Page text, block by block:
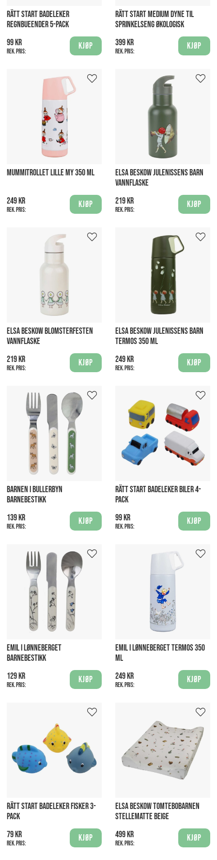
RÄTT START BADELEKER
REGNBUEENDER 5-PACK
99 kr
Rek. pris:
Kjøp
RÄTT START MEDIUM DYNE TIL
SPRINKELSENG ØKOLOGISK
399 kr
Rek. pris:
Kjøp
MUMMITROLLET LILLE MY 350 ML
249 kr
Rek. pris:
Kjøp
ELSA BESKOW JULENISSENS BARN
VANNFLASKE
219 kr
Rek. pris:
Kjøp
ELSA BESKOW BLOMSTERFESTEN
VANNFLASKE
219 kr
Rek. pris:
Kjøp
ELSA BESKOW JULENISSENS BARN
TERMOS 350 ML
249 kr
Rek. pris:
Kjøp
BARNEN I BULLERBYN
BARNEBESTIKK
139 kr
Rek. pris:
Kjøp
RÄTT START BADELEKER BILER 4-
PACK
99 kr
Rek. pris:
Kjøp
EMIL I LØNNEBERGET
BARNEBESTIKK
129 kr
Rek. pris:
Kjøp
EMIL I LØNNEBERGET TERMOS 350
ML
249 kr
Rek. pris:
Kjøp
RÄTT START BADELEKER FISKER 3-
PACK
79 kr
Rek. pris:
Kjøp
ELSA BESKOW TOMTEBOBARNEN
STELLEMATTE BEIGE
499 kr
Rek. pris:
Kjøp